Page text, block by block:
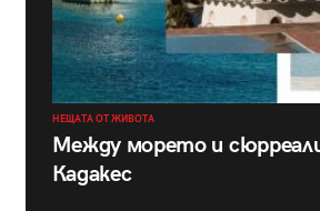
НЕЩАТА ОТ ЖИВОТА
Между морето и
Кадакес